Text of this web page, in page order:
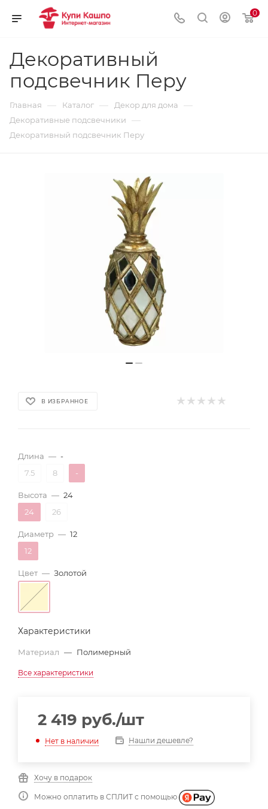
0
Декоративный
подсвечник Перу
Главная — Каталог — Декор для дома —
Декоративные подсвечники —
Декоративный подсвечник Перу
В ИЗБРАННОЕ
Длина — -
7.5
8 -
Высота — 24
24
26
Диаметр — 12
12
Цвет — Золотой
Характеристики
Материал — Полимерный
Все характеристики
2 419 руб./шт
Нет в наличии Нашли дешевле?
Хочу в подарок
Можно оплатить в СПЛИТ с помощью